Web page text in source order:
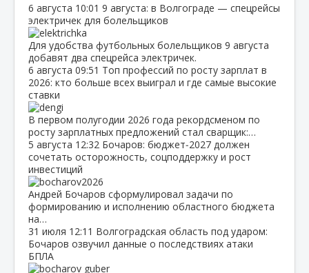
6 августа 10:01 9 августа: в Волгограде — спецрейсы
электричек для болельщиков
Для удобства футбольных болельщиков 9 августа
добавят два спецрейса электричек.
6 августа 09:51 Топ профессий по росту зарплат в
2026: кто больше всех выиграл и где самые высокие
ставки
В первом полугодии 2026 года рекордсменом по
росту зарплатных предложений стал сварщик:…
5 августа 12:32 Бочаров: бюджет‑2027 должен
сочетать осторожность, соцподдержку и рост
инвестиций
Андрей Бочаров сформулировал задачи по
формированию и исполнению областного бюджета
на…
31 июля 12:11 Волгоградская область под ударом:
Бочаров озвучил данные о последствиях атаки
БПЛА